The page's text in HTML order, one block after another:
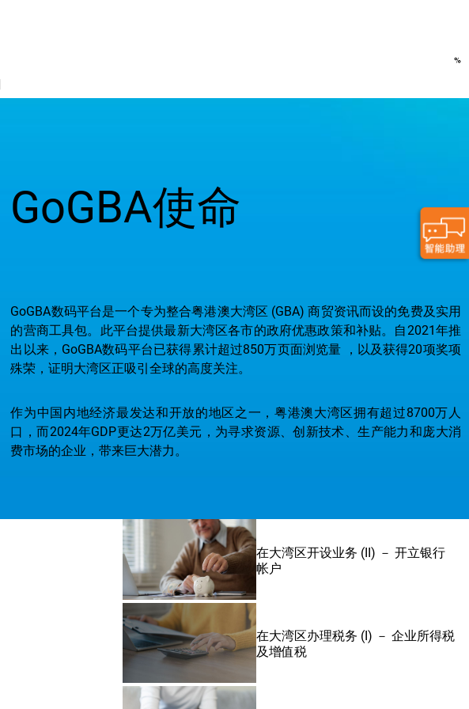
GoGBA使命
GoGBA数码平台是一个专为整合粤港澳大湾区 (GBA) 商贸资讯而设的免费及实用
的营商工具包。此平台提供最新大湾区各市的政府优惠政策和补贴。自2021年推
出以来，GoGBA数码平台已获得累计超过850万页面浏览量 ，以及获得20项奖项
殊荣，证明大湾区正吸引全球的高度关注。
作为中国内地经济最发达和开放的地区之一，粤港澳大湾区拥有超过8700万人
口，而2024年GDP更达2万亿美元，为寻求资源、创新技术、生产能力和庞大消
费市场的企业，带来巨大潜力。
商的企业及商家在大湾区开展业务和商旅出行提供协助和支持。
善用大湾区优惠政策 - 前海
善用大湾区优惠政策 – 南沙